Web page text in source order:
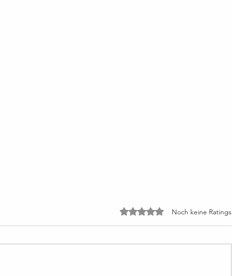
Mit 0 von 5 Sternen bewertet.
Noch keine Ratings